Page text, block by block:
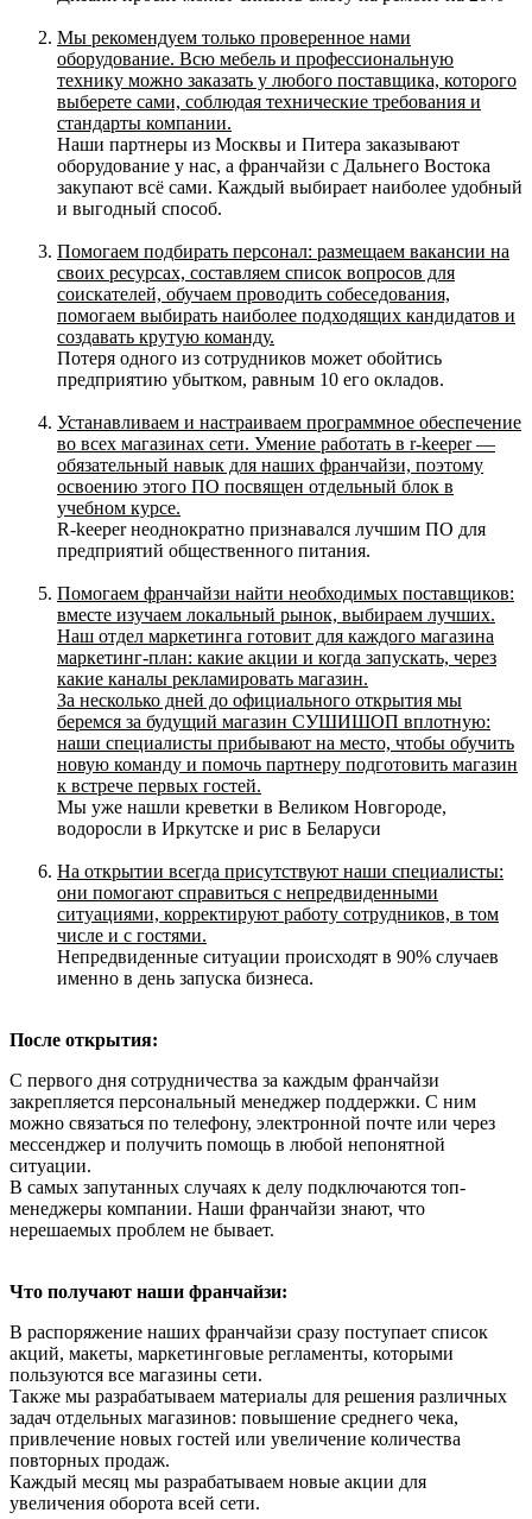
Мы рекомендуем только проверенное нами
оборудование. Всю мебель и профессиональную
технику можно заказать у любого поставщика, которого
выберете сами, соблюдая технические требования и
стандарты компании.
Наши партнеры из Москвы и Питера заказывают
оборудование у нас, а франчайзи с Дальнего Востока
закупают всё сами. Каждый выбирает наиболее удобный
и выгодный способ.
Помогаем подбирать персонал: размещаем вакансии на
своих ресурсах, составляем список вопросов для
соискателей, обучаем проводить собеседования,
помогаем выбирать наиболее подходящих кандидатов и
создавать крутую команду.
Потеря одного из сотрудников может обойтись
предприятию убытком, равным 10 его окладов.
Устанавливаем и настраиваем программное обеспечение
во всех магазинах сети. Умение работать в r-keeper —
обязательный навык для наших франчайзи, поэтому
освоению этого ПО посвящен отдельный блок в
учебном курсе.
R-keeper неоднократно признавался лучшим ПО для
предприятий общественного питания.
Помогаем франчайзи найти необходимых поставщиков:
вместе изучаем локальный рынок, выбираем лучших.
Наш отдел маркетинга готовит для каждого магазина
маркетинг-план: какие акции и когда запускать, через
какие каналы рекламировать магазин.
За несколько дней до официального открытия мы
беремся за будущий магазин СУШИШОП вплотную:
наши специалисты прибывают на место, чтобы обучить
новую команду и помочь партнеру подготовить магазин
к встрече первых гостей.
Мы уже нашли креветки в Великом Новгороде,
водоросли в Иркутске и рис в Беларуси
На открытии всегда присутствуют наши специалисты:
они помогают справиться с непредвиденными
ситуациями, корректируют работу сотрудников, в том
числе и с гостями.
Непредвиденные ситуации происходят в 90% случаев
именно в день запуска бизнеса.
После открытия:
С первого дня сотрудничества за каждым франчайзи
закрепляется персональный менеджер поддержки. С ним
можно связаться по телефону, электронной почте или через
мессенджер и получить помощь в любой непонятной
ситуации.
В самых запутанных случаях к делу подключаются топ-
менеджеры компании. Наши франчайзи знают, что
нерешаемых проблем не бывает.
Что получают наши франчайзи:
В распоряжение наших франчайзи сразу поступает список
акций, макеты, маркетинговые регламенты, которыми
пользуются все магазины сети.
Также мы разрабатываем материалы для решения различных
задач отдельных магазинов: повышение среднего чека,
привлечение новых гостей или увеличение количества
повторных продаж.
Каждый месяц мы разрабатываем новые акции для
увеличения оборота всей сети.